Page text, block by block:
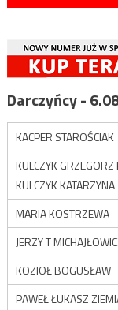
Darczyńcy -
KACPER STAROŚCIAK
KULCZYK GRZEGORZ
KULCZYK KATARZYNA
MARIA KOSTRZEWA
JERZY T
KOZIOŁ BOGUSŁAW
PAWEŁ ŁUKASZ